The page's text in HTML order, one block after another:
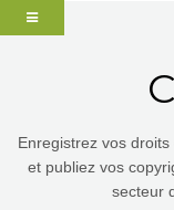
Enregistrez vos
et publiez vos
secteur